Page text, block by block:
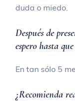
duda o miedo.
Después de
espero hasta
En tan sólo 5
¿Recomienda